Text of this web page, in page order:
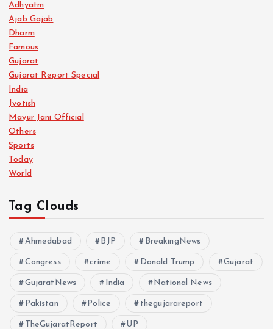
Adhyatm
Ajab Gajab
Dharm
Famous
Gujarat
Gujarat Report Special
India
Jyotish
Mayur Jani Official
Others
Sports
Today
World
Tag Clouds
Ahmedabad BJP BreakingNews
Congress crime Donald Trump Gujarat
GujaratNews India National News
Pakistan Police thegujarareport
TheGujaratReport UP